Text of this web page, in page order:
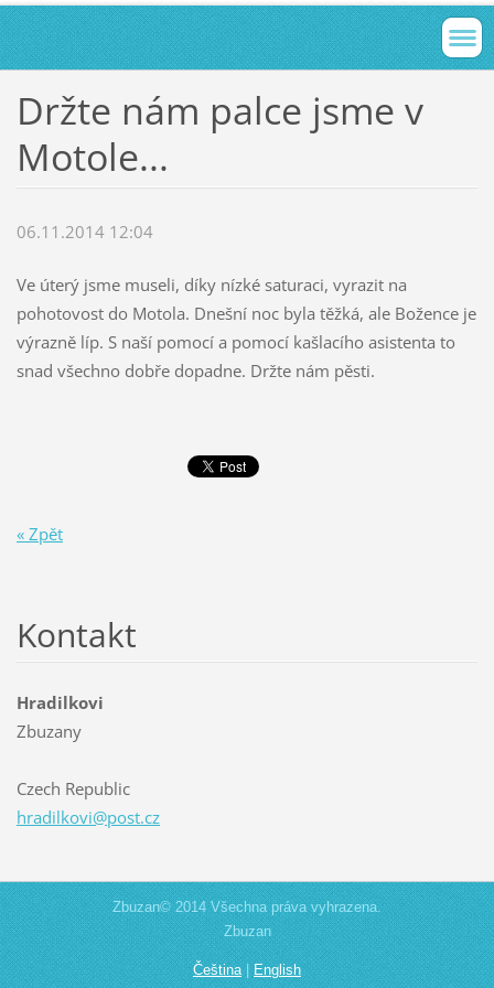
Držte nám palce jsme v
Motole...
06.11.2014 12:04
Ve úterý jsme museli, díky nízké saturaci, vyrazit na
pohotovost do Motola. Dnešní noc byla těžká, ale Božence je
výrazně líp. S naší pomocí a pomocí kašlacího asistenta to
snad všechno dobře dopadne. Držte nám pěsti.
« Zpět
Kontakt
Hradilkovi
Zbuzany
Czech Republic
hradilkovi@post.cz
Zbuzan© 2014 Všechna práva vyhrazena.
Zbuzan
Čeština|English